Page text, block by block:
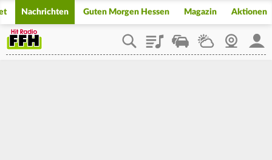
Nachrichten Guten Morgen Hessen Magazin Aktionen
PlaylistStaupilotWetterWebcam